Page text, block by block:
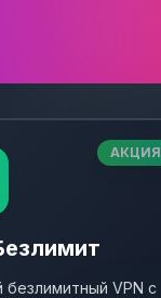
АКЦИЯ
VPN с